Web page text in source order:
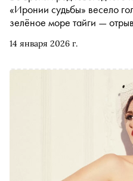
14 января 2026 г.
«Иронии судьбы» весело
зелёное море тайги —
Режиссёр знал, что делал:
было объединяющее начало
Не говоря о мелодиях,
ни миллионы слушателей,
Анны Герман до Rammstein.
объясняет автор «Сноба»